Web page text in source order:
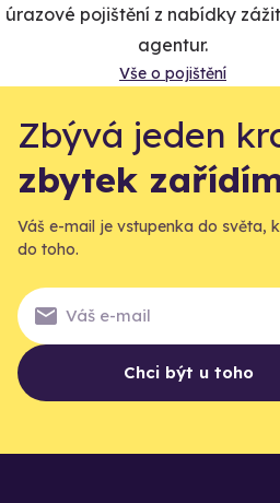
úrazové pojištění z nabídky
agentur.
Vše o pojištění
Zbývá jeden
zbytek
Váš e-mail je vstupenka do světa,
do toho.
Chci být u toho